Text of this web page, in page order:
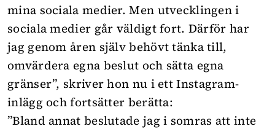
mina sociala medier. Men utvecklingen i
sociala medier går väldigt fort. Därför har
jag genom åren själv behövt tänka till,
omvärdera egna beslut och sätta egna
gränser”, skriver hon nu i ettInstagram-
inlägg och fortsätter berätta:
”Bland annat beslutade jag i somras att inte